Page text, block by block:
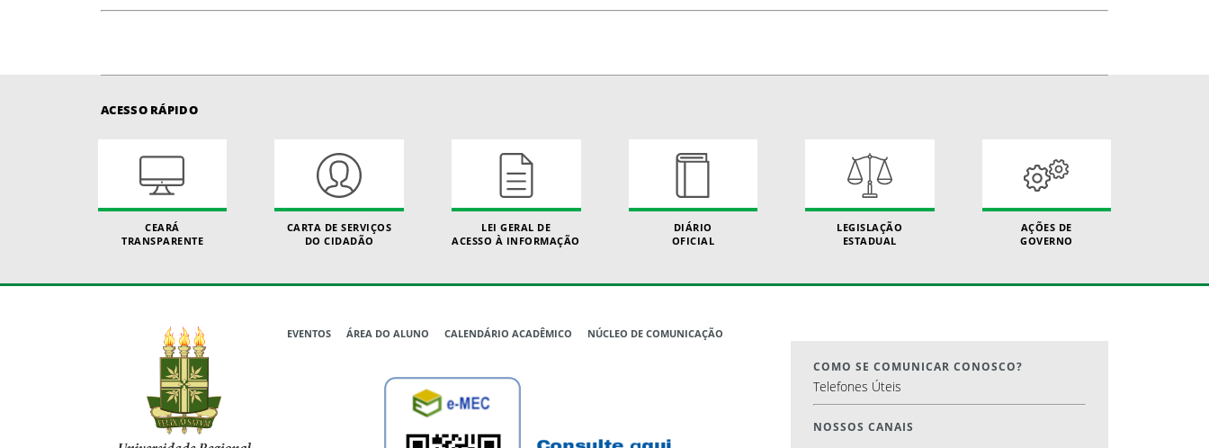
ACESSO RÁPIDO
CEARÁ
TRANSPARENTE
CARTA DE SERVIÇOS
DO CIDADÃO
LEI GERAL DE
ACESSO À INFORMAÇÃO
DIÁRIO
OFICIAL
LEGISLAÇÃO
ESTADUAL
AÇÕES DE
GOVERNO
EVENTOS ÁREA DO ALUNO CALENDÁRIO ACADÊMICO NÚCLEO DE COMUNICAÇÃO
COMO SE COMUNICAR CONOSCO?
Telefones Úteis
NOSSOS CANAIS